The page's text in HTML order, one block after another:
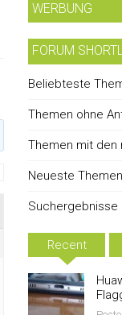
WERBUNG
FORUM
Beliebteste
Themen ohne
Themen mit den
Neueste Themen
Suchergebnisse
Recent